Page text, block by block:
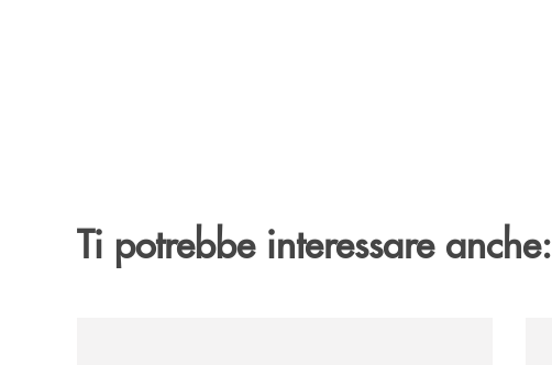
Ti potrebbe interessare anche: